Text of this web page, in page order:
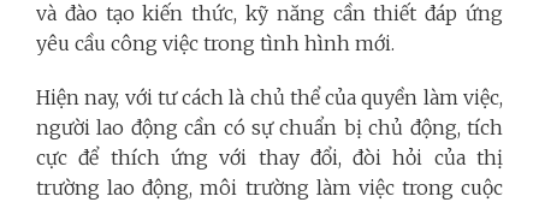
và đào tạo kiến thức, kỹ năng cần thiết đáp ứng
yêu cầu công việc trong tình hình mới.
Hiện nay, với tư cách là chủ thể của quyền làm việc,
người lao động cần có sự chuẩn bị chủ động, tích
cực để thích ứng với thay đổi, đòi hỏi của thị
trường lao động, môi trường làm việc trong cuộc